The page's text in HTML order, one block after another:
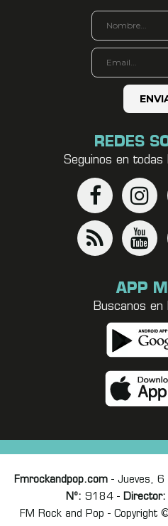
REDES
Seguinos en
APP
Buscanos en
Fmrockandpop.com- Jueves, 6
Nº: 9184 - Director:
FM Rock and Pop -